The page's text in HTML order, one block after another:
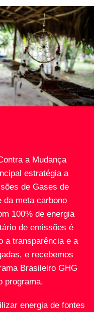
a Mudança
estratégia a
de Gases de
da meta carbono
100% de energia
de emissões é
a transparência e a
e recebemos
Brasileiro GHG
programa.
energia de fontes